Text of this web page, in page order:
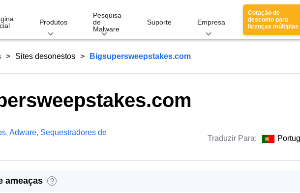
Produtos
Pesquisa
de
Malware
Suporte Empresa
Cotação de
desconto para
licenças múltiplas
Sites desonestos Bigsupersweepstakes.com
, Adware, Sequestradores de
Traduzir Para:
ameaças ?